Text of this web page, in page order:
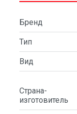
Бренд
Тип
Вид
Страна-
изготовитель